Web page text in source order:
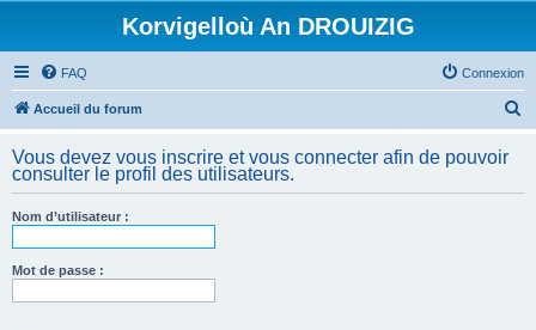
Korvigelloù An DROUIZIG
FAQ Connexion
Accueil du forum
h
Vous devez vous inscrire et vous connecter afin de pouvoir
consulter le profil des utilisateurs.
Nom d’utilisateur :
Mot de passe :